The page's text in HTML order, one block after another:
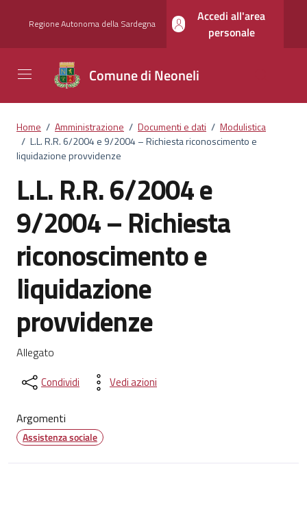
Regione Autonoma della Sardegna
Accedi all'area
personale
Comune di Neoneli
Home / Amministrazione / Documenti e dati / Modulistica
/ L.L. R.R. 6/2004 e 9/2004 – Richiesta riconoscimento e
liquidazione provvidenze
L.L. R.R. 6/2004 e
9/2004 – Richiesta
riconoscimento e
liquidazione
provvidenze
Dettagli del documento
Allegato
Condividi Vedi azioni
Argomenti
Assistenza sociale